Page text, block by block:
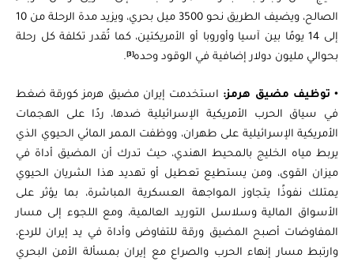
الصالح، ويضيف الطريق نحو 3500 ميل بحري، ويزيد مدة الرحلة من 10
إلى 14 يومًا بين آسيا وأوروبا أو الأمريكتين، كما تُقدر تكلفة كل رحلة
بحوالي مليون دولار إضافية في الوقود وحده
.
• توظيف مضيق هرمز:استخدمت إيران مضيق هرمز كورقة ضغط
في سياق الحرب الأمريكية الإسرائيلية ضدها، ردًا على الهجمات
الأمريكية الإسرائيلية على طهران، ووظفت الممر المائي الحيوي الذي
يربط مياه الخليج بالمحيط الهندي، حيث تدرك أن المضيق أداة في
ميزان القوى، ومن يستطيع تعطيل أو تهديد هذا الشريان الحيوي
يمتلك نفوذًا يتجاوز المواجهة العسكرية المباشرة، بما يؤثر على
الأسواق المالية وسلاسل التوريد العالمية، ومع اللجوء إلى مسار
المفاوضات أصبح المضيق ورقة للتفاوض وأداة في يد إيران للردع،
وارتبط مسار إنهاء الحرب والصراع مع إيران بمسألة الأمن البحري